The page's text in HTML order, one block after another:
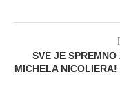
SVE JE
MICHELA